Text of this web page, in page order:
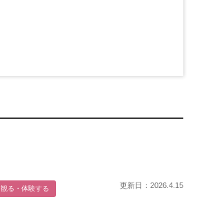
観る・体験する 更新日：2026.4.15